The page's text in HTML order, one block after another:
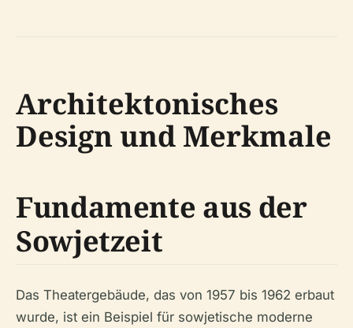
Architektonisches
Design und Merkmale
Fundamente aus der
Sowjetzeit
Das Theatergebäude, das von 1957 bis 1962 erbaut
wurde, ist ein Beispiel für sowjetische moderne